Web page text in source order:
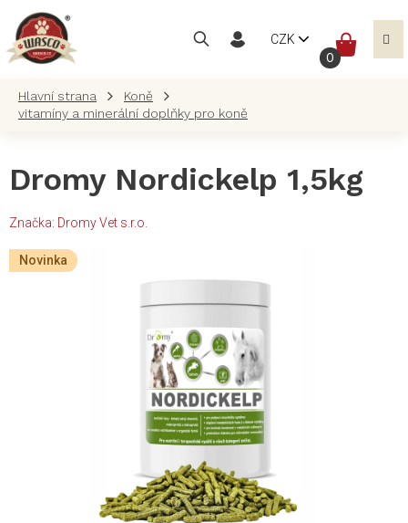
obsah
CZK
Koně
vitamíny a minerální doplňky pro koně
Dromy Nordickelp 1,5kg
Značka: Dromy Vet s.r.o.
Novinka